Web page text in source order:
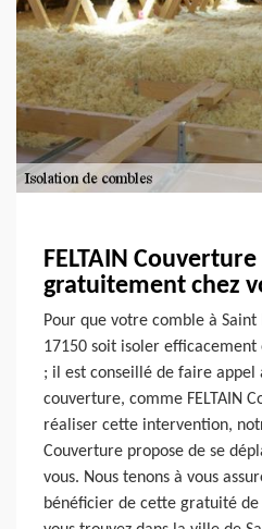
FELTAIN
gratuitement chez
Pour que votre comble à
17150 soit isoler efficacement
; il est conseillé de faire appel
couverture, comme FELTAIN
réaliser cette intervention,
Couverture propose de se
vous. Nous tenons à vous
bénéficier de cette gratuité